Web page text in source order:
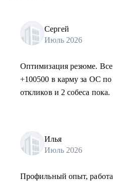
Сергей
Июль 2026
Оптимизация резюме. Все
+100500 в карму за ОС
откликов и 2 собеса пока.
Илья
Июль 2026
Профильный опыт,